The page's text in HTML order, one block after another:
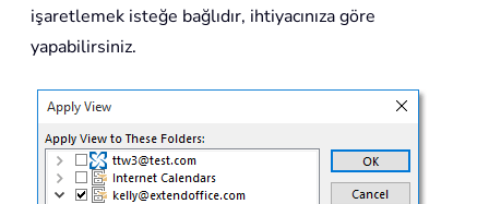
işaretlemek isteğe bağlıdır, ihtiyacınıza göre
yapabilirsiniz.